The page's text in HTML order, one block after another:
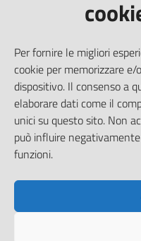
Per fornire le migliori
cookie per memorizzare
dispositivo. Il consenso a
elaborare dati come il
unici su questo sito. Non
può influire
funzioni.
Segnalazione disservizio
Amministrazione
Informativa privacy
Note legali
Dichiarazione di
Piano di miglioramento del
SEGUICI SU